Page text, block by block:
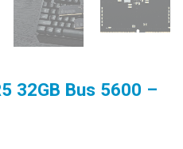
32GB Bus 5600 –